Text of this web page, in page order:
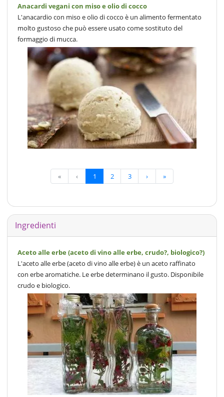
Anacardi vegani con miso e olio di cocco
L'anacardio con miso e olio di cocco è un alimento fermentato
molto gustoso che può essere usato come sostituto del
formaggio di mucca.
« ‹ 1 2 3 › »
Ingredienti
Aceto alle erbe (aceto di vino alle erbe, crudo?, biologico?)
L'aceto alle erbe (aceto di vino alle erbe) è un aceto raffinato
con erbe aromatiche. Le erbe determinano il gusto. Disponibile
crudo e biologico.